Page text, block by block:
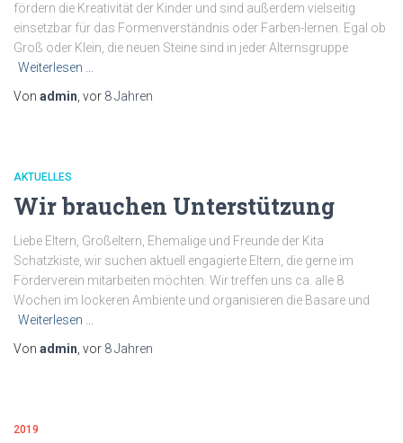
fördern die Kreativität der Kinder und sind außerdem vielseitig
einsetzbar für das Formenverständnis oder Farben-lernen. Egal ob
Groß oder Klein, die neuen Steine sind in jeder Alternsgruppe
Weiterlesen …
Von admin , vor 8 Jahren
AKTUELLES
Wir brauchen Unterstützung
Liebe Eltern, Großeltern, Ehemalige und Freunde der Kita
Schatzkiste, wir suchen aktuell engagierte Eltern, die gerne im
Förderverein mitarbeiten möchten. Wir treffen uns ca. alle 8
Wochen im lockeren Ambiente und organisieren die Basare und
Weiterlesen …
Von admin , vor 8 Jahren
2019